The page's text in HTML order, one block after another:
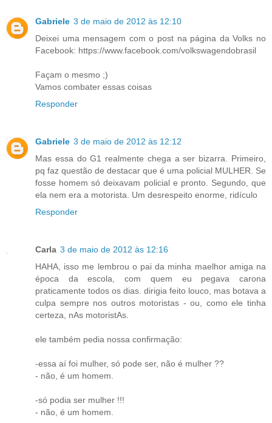
Gabriele 3 de maio de 2012 às 12:10
Deixei uma mensagem com o post na página da Volks no
Facebook: https://www.facebook.com/volkswagendobrasil
Façam o mesmo ;)
Vamos combater essas coisas
Responder
Gabriele 3 de maio de 2012 às 12:12
Mas essa do G1 realmente chega a ser bizarra. Primeiro,
pq faz questão de destacar que é uma policial MULHER. Se
fosse homem só deixavam policial e pronto. Segundo, que
ela nem era a motorista. Um desrespeito enorme, ridículo
Responder
Carla 3 de maio de 2012 às 12:16
HAHA, isso me lembrou o pai da minha maelhor amiga na
época da escola, com quem eu pegava carona
praticamente todos os dias. dirigia feito louco, mas botava a
culpa sempre nos outros motoristas - ou, como ele tinha
certeza, nAs motoristAs.
ele também pedia nossa confirmação:
-essa aí foi mulher, só pode ser, não é mulher ??
- não, é um homem.
-só podia ser mulher !!!
- não, é um homem.